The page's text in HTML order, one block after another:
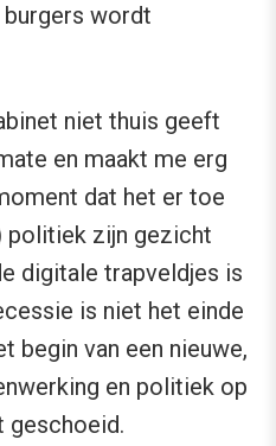
wordt
niet thuis geeft
en maakt me erg
dat het er toe
politiek zijn gezicht
digitale trapveldjes is
is niet het einde
begin van een nieuwe,
en politiek op
geschoeid.